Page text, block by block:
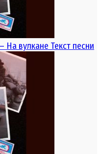
На вулкане Текст песни